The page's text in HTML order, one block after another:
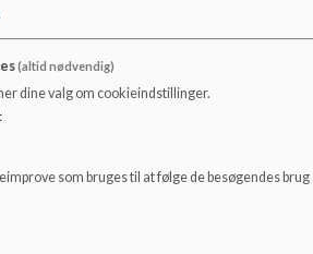
(altid nødvendig)
dine valg om cookieindstillinger.
som bruges til at følge de besøgendes